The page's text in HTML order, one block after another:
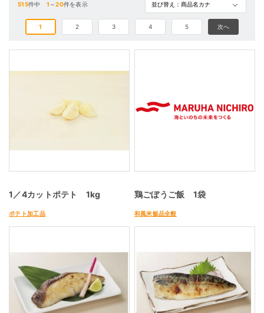
515件中 1 ～20件を表示
1 2 3 4 5 次へ
1／4カットポテト 1kg
ポテト加工品
鶏ごぼうご飯 1袋
和風米飯品全般